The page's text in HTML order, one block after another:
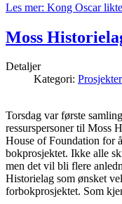
Les mer: Kong Oscar
Moss
Detaljer
Kategori: Prosjekter
Torsdag var første
ressurspersoner til Moss
House of Foundation for
bokprosjektet. Ikke alle
men det vil bli flere
Historielag som ønsket
forbokprosjektet. Som